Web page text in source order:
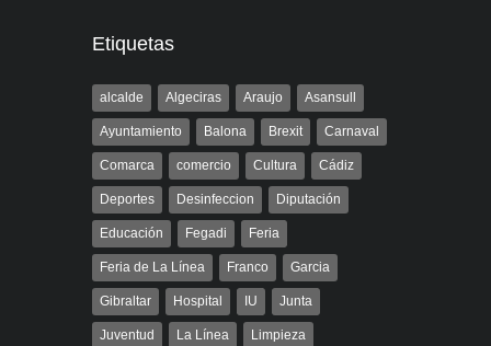
Etiquetas
alcalde Algeciras Araujo Asansull
Ayuntamiento Balona Brexit Carnaval
Comarca comercio Cultura Cádiz
Deportes Desinfeccion Diputación
Educación Fegadi Feria
Feria de La Línea Franco Garcia
Gibraltar Hospital IU Junta
Juventud La Línea Limpieza